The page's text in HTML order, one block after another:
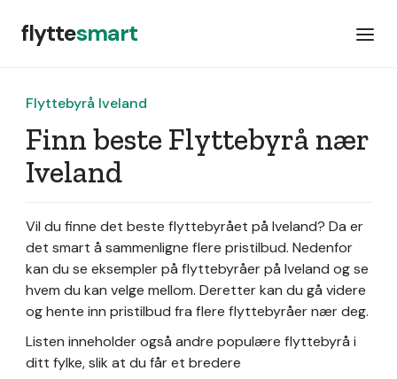
flyttesmart
Flyttebyrå Iveland
Finn beste Flyttebyrå nær
Iveland
Vil du finne det beste flyttebyrået på Iveland? Da er
det smart å sammenligne flere pristilbud. Nedenfor
kan du se eksempler på flyttebyråer på Iveland og se
hvem du kan velge mellom. Deretter kan du gå videre
og hente inn pristilbud fra flere flyttebyråer nær deg.
Listen inneholder også andre populære flyttebyrå i
ditt fylke, slik at du får et bredere